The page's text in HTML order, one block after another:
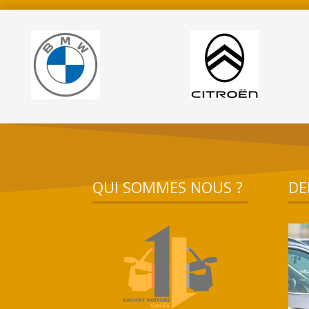
QUI SOMMES NOUS ?